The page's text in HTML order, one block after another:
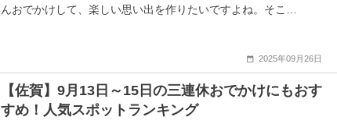
んおでかけして、楽しい思い出を作りたいですよね。そこ…
2025年09月26日
【佐賀】9月13日～15日の三連休おでかけにもおす
すめ！人気スポットランキング